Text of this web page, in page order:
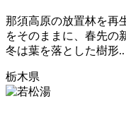
那須高原の放置林を再
をそのままに、春先の
冬は葉を落とした樹形..
栃木県